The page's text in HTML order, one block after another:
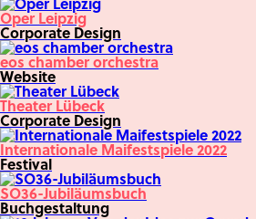
Oper Leipzig
Corporate Design
eos chamber orchestra
Website
Theater Lübeck
Corporate Design
Internationale Maifestspiele 2022
Festival
SO36-Jubiläumsbuch
Buchgestaltung